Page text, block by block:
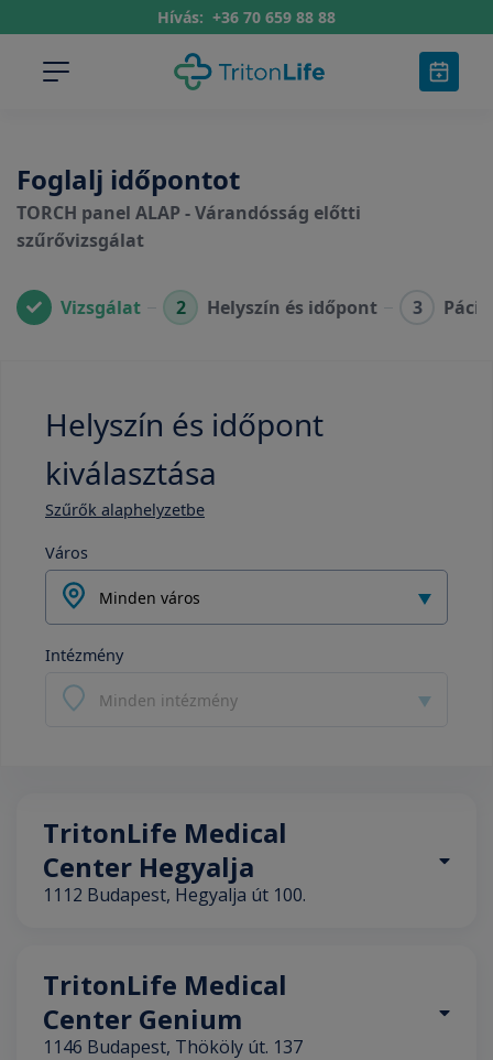
Hívás: +36 70 659 88 88
Foglalj időpontot
TORCH panel ALAP - Várandósság előtti
szűrővizsgálat
Vizsgálat 2 Helyszín és időpont 3
Helyszín és időpont
kiválasztása
Szűrők alaphelyzetbe
Város
Minden város
Intézmény
Minden intézmény
TritonLife Medical
Center Hegyalja
1112 Budapest, Hegyalja út 100.
TritonLife Medical
Center Genium
1146 Budapest, Thököly út. 137